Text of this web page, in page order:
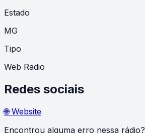
Estado
MG
Tipo
Web Radio
Redes sociais
🌐 Website
Encontrou alguma erro nessa rádio?